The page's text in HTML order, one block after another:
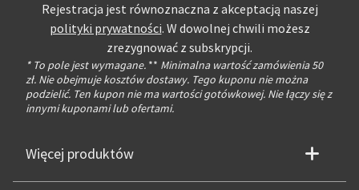
Rejestracja jest równoznaczna z akceptacją naszej
polityki prywatności. W dowolnej chwili możesz
zrezygnować z subskrypcji.
* To pole jest wymagane. ** Minimalna wartość zamówienia 50
zł. Nie obejmuje kosztów dostawy. Tego kuponu nie można
podzielić. Ten kupon nie ma wartości gotówkowej. Nie łączy się z
innymi kuponami lub ofertami.
Więcej produktów